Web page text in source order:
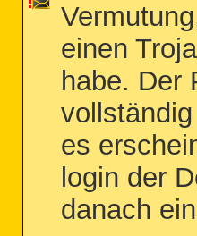
einen
habe. Der
es
login der
danach